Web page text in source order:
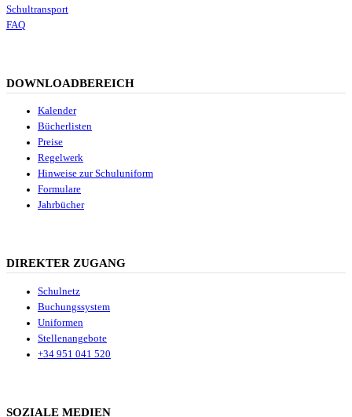
Schultransport
FAQ
DOWNLOADBEREICH
Kalender
Bücherlisten
Preise
Regelwerk
Hinweise zur Schuluniform
Formulare
Jahrbücher
DIREKTER ZUGANG
Schulnetz
Buchungssystem
Uniformen
Stellenangebote
+34 951 041 520
SOZIALE MEDIEN